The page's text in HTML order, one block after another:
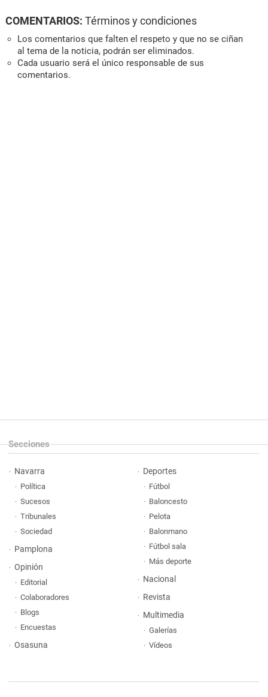
COMENTARIOS: Términos y condiciones
Los comentarios que falten el respeto y que no se ciñan
al tema de la noticia, podrán ser eliminados.
Cada usuario será el único responsable de sus
comentarios.
Secciones
Navarra
Política
Sucesos
Tribunales
Sociedad
Pamplona
Opinión
Editorial
Colaboradores
Blogs
Encuestas
Osasuna
Deportes
Fútbol
Baloncesto
Pelota
Balonmano
Fútbol sala
Más deporte
Nacional
Revista
Multimedia
Galerías
Vídeos